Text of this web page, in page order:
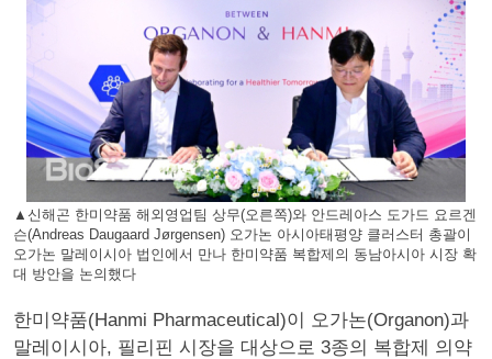
▲신해곤 한미약품 해외영업팀 상무(오른쪽)와 안드레아스 도가드 요르겐
슨(Andreas Daugaard Jørgensen) 오가논 아시아태평양 클러스터 총괄이
오가논 말레이시아 법인에서 만나 한미약품 복합제의 동남아시아 시장 확
대 방안을 논의했다
한미약품(Hanmi Pharmaceutical)이 오가논(Organon)과
말레이시아, 필리핀 시장을 대상으로 3종의 복합제 의약